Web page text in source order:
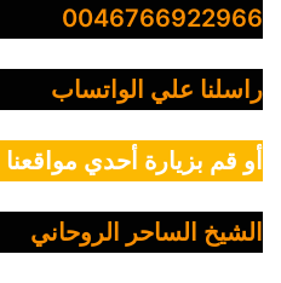
0046766922966
راسلنا علي الواتساب
أو قم بزيارة أحدي
الشيخ الساحر الروحاني